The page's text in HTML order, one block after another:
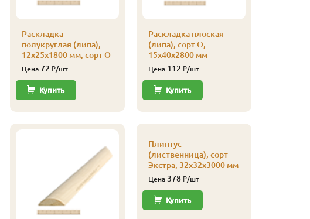
Раскладка
полукруглая (липа),
12х25х1800 мм, сорт О
Цена 72 ₽/шт
Купить
Раскладка плоская
(липа), сорт О,
15х40х2800 мм
Цена 112 ₽/шт
Купить
Плинтус
(лиственница), сорт
Экстра, 32х32х3000 мм
Цена 378₽/шт
Купить